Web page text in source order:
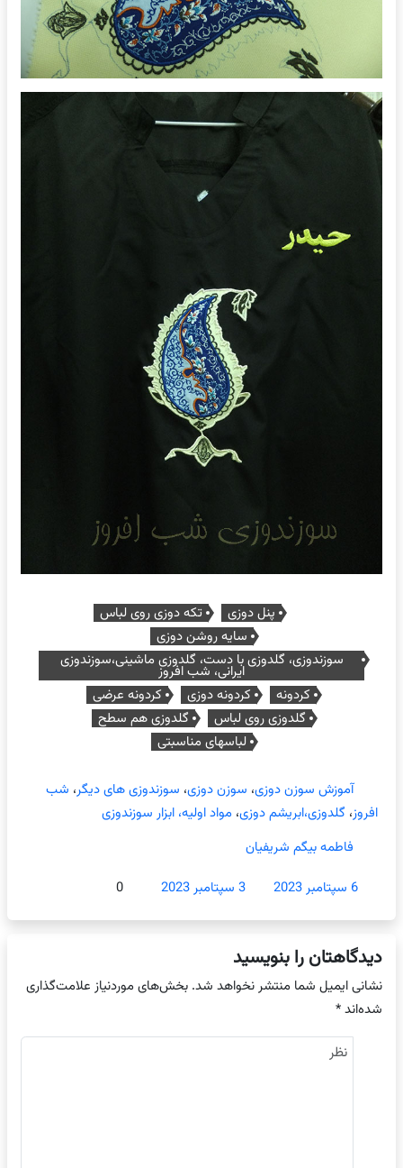
پنل دوزی
تکه دوزی روی لباس
سایه روشن دوزی
سوزندوزی، گلدوزی با دست، گلدوزی ماشینی،سوزندوزی
ایرانی، شب افروز
کردونه
کردونه دوزی
کردونه عرضی
گلدوزی روی لباس
گلدوزی هم سطح
لباسهای مناسبتی
آموزش سوزن دوزی، سوزن دوزی، سوزندوزی های دیگر، شب
افروز،گلدوزی،ابریشم دوزی،مواد اولیه، ابزار سوزندوزی
فاطمه بیگم شریفیان
6 سپتامبر 2023
3 سپتامبر 2023 0
دیدگاهتان را بنویسید
نشانی ایمیل شما منتشر نخواهد شد. بخش‌های موردنیاز علامت‌گذاری
شده‌اند*